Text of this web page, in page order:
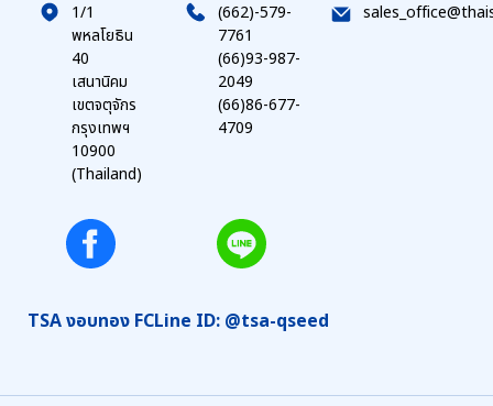
1/1
พหลโยธิน
40
เสนานิคม
เขตจตุจักร
กรุงเทพฯ
10900
(Thailand)
(662)-579-
7761
(66)93-987-
2049
(66)86-677-
4709
TSA งอบทอง FCLine ID: @tsa-qseed